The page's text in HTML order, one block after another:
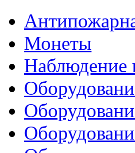
Монеты
Наблюдение